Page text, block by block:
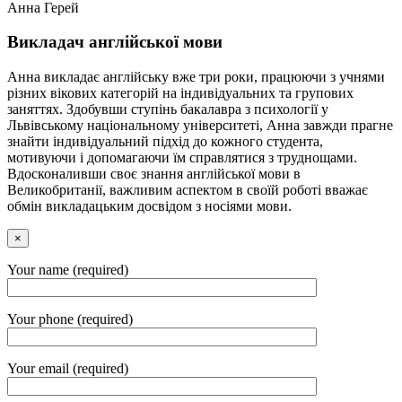
Анна Герей
Викладач англійської мови
Анна викладає англійську вже три роки, працюючи з учнями
різних вікових категорій на індивідуальних та групових
заняттях. Здобувши ступінь бакалавра з психології у
Львівському національному університеті, Анна завжди прагне
знайти індивідуальний підхід до кожного студента,
мотивуючи і допомагаючи їм справлятися з труднощами.
Вдосконаливши своє знання англійської мови в
Великобританії, важливим аспектом в своїй роботі вважає
обмін викладацьким досвідом з носіями мови.
×
Your name (required)
Your phone (required)
Your email (required)